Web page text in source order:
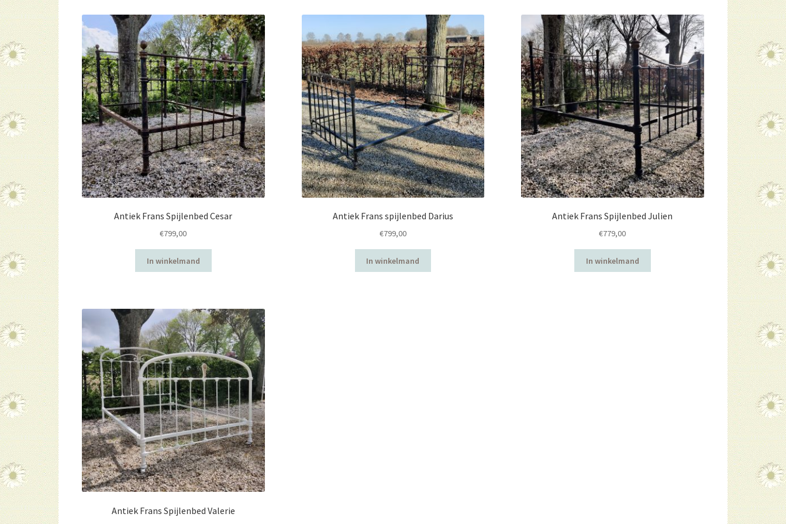
Antiek Frans Spijlenbed Cesar
€799,00
In winkelmand
Antiek Frans spijlenbed Darius
€799,00
In winkelmand
Antiek Frans Spijlenbed Julien
€779,00
In winkelmand
Antiek Frans Spijlenbed Valerie